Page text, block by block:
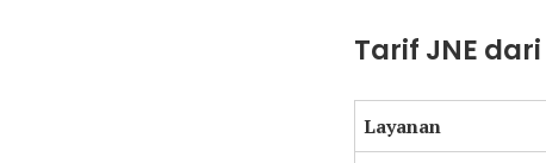
Tarif JNE
Layanan